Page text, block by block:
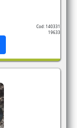
Cod: 140331
19633